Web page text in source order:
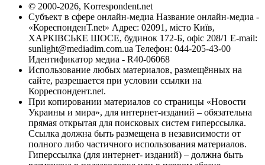
© 2000-2026, Korrespondent.net
Субъект в сфере онлайн-медиа Название онлайн-медиа -
«КореспонденТ.net» Адрес: 02091, місто Київ,
ХАРКІВСЬКЕ ШОСЕ, будинок 172-Б, офіс 208/1 E-mail:
sunlight@mediadim.com.ua Телефон: 044-205-43-00
Идентификатор медиа - R40-06068
Использование любых материалов, размещённых на
сайте, разрешается при условии ссылки на
Корреспондент.net.
При копировании материалов со страницы «Новости
Украины и мира», для интернет-изданий – обязательна
прямая открытая для поисковых систем гиперссылка.
Ссылка должна быть размещена в независимости от
полного либо частичного использования материалов.
Гиперссылка (для интернет- изданий) – должна быть